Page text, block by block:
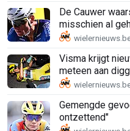
De Cauwer
misschien al
Visma krijgt
meteen aan
Gemengde
ontzettend"